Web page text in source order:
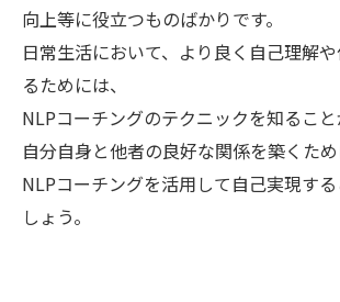
向上等に役立つものばかりです。
日常生活において、より良く自己理解
るためには、
NLPコーチングのテクニックを知ること
自分自身と他者の良好な関係を築くため
NLPコーチングを活用して自己実現す
しょう。